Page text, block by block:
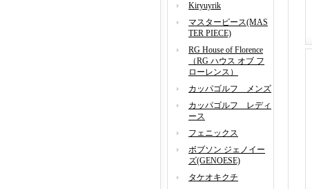
Kiryuyrik
マスターピース(MAS
TER PIECE)
RG House of Florence
（RG ハウス オブ フ
ローレンス）
カッパゴルフ メンズ
カッパゴルフ レディ
ース
フェニックス
ボブソン ジェノイー
ズ(GENOESE)
タケオキクチ